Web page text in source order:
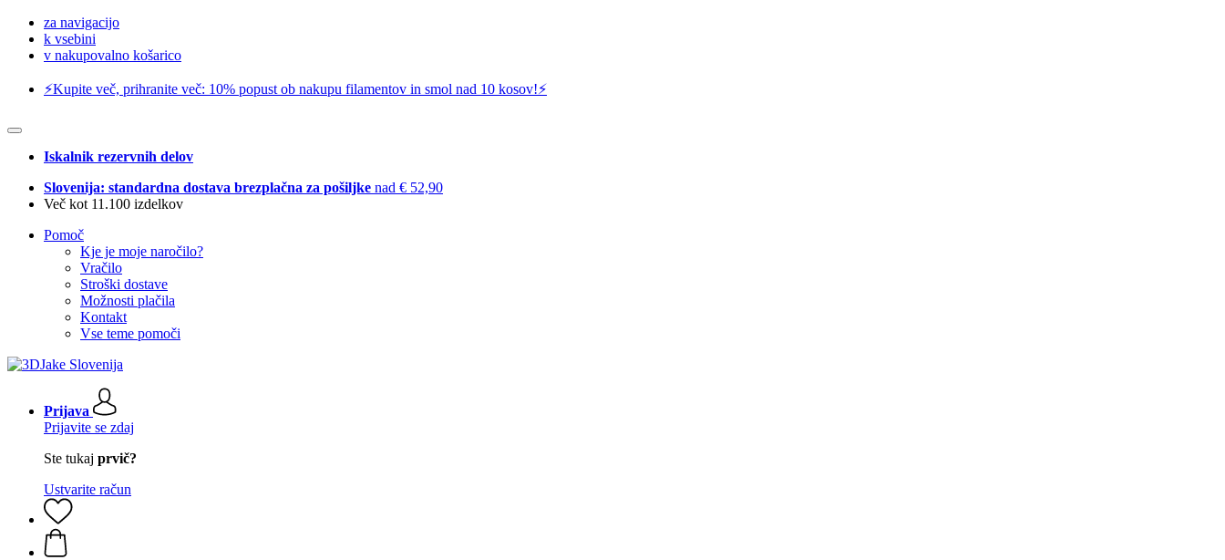
za navigacijo
k vsebini
v nakupovalno košarico
⚡️Kupite več, prihranite več: 10% popust ob nakupu filamentov in smol nad 10 kosov!⚡️
Iskalnik rezervnih delov
Slovenija: standardna dostava brezplačna za pošiljke nad € 52,90
Več kot 11.100 izdelkov
Pomoč
Kje je moje naročilo?
Vračilo
Stroški dostave
Možnosti plačila
Kontakt
Vse teme pomoči
Prijava
Prijavite se zdaj
Ste tukaj prvič?
Ustvarite račun